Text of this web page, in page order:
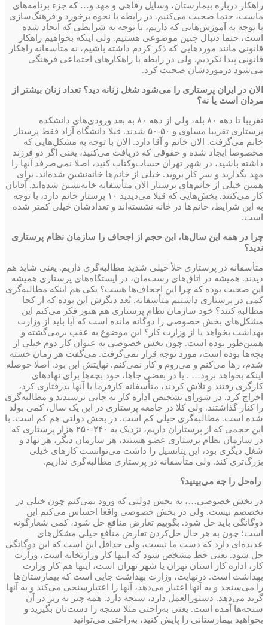
راهکار در‌باره بیمارستان، وسایل رفاهی و مهد و… که جزء برنامه‌های
ماست، حتما صحبت می‌کنیم. در رابطه با نحوه برخورد و فرهنگ‌سازی
با توجه به آموزش‌هایی که داریم، با توجه به شرایطی که ایجاد شده
است، حتما دنبال چنین موضوعی هستیم. ولی اینکه بخواهیم راهکار
قانونی مانند موردهایی که ذکر کردم داشته باشیم، نه متأسفانه راهکار
قانونی پیدا نکردیم. ولی در رابطه با راهکارهای اجتماعی فرهنگی
می‌شود درموردشان صحبت کرد.
الان در ایران پرستاری را می‌شود شغل زنانه دید؟ تعداد زنان بیشتر از
مردان است یا نه؟
تقریبا تا دهه ۸۰ بله، ولی از دهه ۸۰ به بعد‌ ورودی‌های دانشکده
پرستاری تقریبا مساوی و ۵۰-۵۰ شدند. قبلا دانشگاه آزاد فقط پرستار
خانم می‌گرفت. الان خانم و آقا دارد. الان با توجه به مشکل‌هایی که
مخصوصا ایجاد شده و حقوقی که دریافت می‌کنید، یعنی اگر دو فرزند
داشته باشید، در شهر تهران حساب‌و‌کتاب کنید، اصلا نمی‌صرفد آنها را
مهد بگذارید و سر کار بروید. خیلی از خانم‌ها خانه‌نشین شده‌اند. برای
همین‌ خیلی از خانم‌های پرستار الان متأسفانه خانه‌نشین شده‌اند. آقایان
کار می‌کنند. بخش‌هایی که قبلا می‌دیدید ۱۰ پرستار خانم دارد، با توجه
به این شرایط، خانم‌ها در خانه نشسته‌اند و تعدادشان خیلی کمتر شده
است.
چرا در همه این سال‌ها، این حجم از اجحاف را سازمان نظام پرستاری
ندید؟
متأسفانه در پرستاری‌ خلأ خیلی شدید مطالبه‌گری داریم. یعنی شاید هم
دیدند. همیشه در اتاق‌های رست‌مان، در ایستگاه‌های پرستاری همیشه
این صحبت بوده که چرا این اجحاف‌ها هست؟ یکی هم اینکه مطالبه‌گری
کمی در پرستاری داشتیم متأسفانه. بُعد دیگرش این بوده که از کجا
مطالبه کنند؟ خود سازمان نظام پرستاری هم هنوز فکر می‌کنم این
مشکل‌های بخش خصوصی را دوگانه مانده است که آیا باید از وزارت
بهداشت بخواهد یا از وزارت کار؟ این موضوع به عقب برمی‌گشته و
همین‌طور بوده است. چون بخش خصوصی به‌ عنوان کار دوم خیلی از
بچه‌ها بوده است، مورد توجه قرار نمی‌گرفت. می‌گفت هر زمان خسته
شدم، رها می‌کنم و می‌روم و کار نمی‌کنم. نهایتش این بود. اصلا حوصله
اینکه بخواهد برود… . یا در بعضی جاها، خود بچه‌ها برای نهادهای
کارگری رفتند و تلاش کردند، متأسفانه کارفرما با آنها بدرفتاری کرد،
اخراج کرد. در شورای تشخیص اداره کار به جایی نرسیدند و مطالبه‌گری
را کنار گذاشتند. ولی کلا در جامعه پرستاری در این یک سال، کمی بولد
شده است. مطالبه‌گری خیلی کم است. در بخش دولتی هم کم است. با
این حجمی که از پرستاران داریم، نزدیک به ۲۴۰-۲۵۰ هزار پرستاری که
در سازمان نظام پرستاری عضو هستند، هر سازمان دیگر، هر نهاد و
شغل دیگری بود، این پتانسیل را داشت می‌توانست کارهای خیلی
بزرگ‌تری کند. ولی متأسفانه در پرستاری مطالبه‌گری نداریم.
راه‌حل را چه می‌بینید؟
در بخش خصوصی…، به بخش دولتی که ورود نمی‌کنم چون خیلی در
تخصصم نیست. ولی در بخش خصوصی واقعا احساس می‌کنم این
دوگانگی باید حل شود. بگوییم تعارض منافع حل شود، کمی شعارگونه
است؛ چون به‌ هر حال حل‌کردن تعارض منافع خیلی مشکل‌های
عدیده‌ای دارد که دست ما نیست، ولی حداقل این است که این دوگانگی
حل شود. یعنی خط مشخص شود که اینها کار وزارتخانه است، وزارت
کار، اداره کار استان تهران یا شهر تهران است، اینها هم کار وزارت
بهداشت است. در‌نهایت، وزارت بهداشت‌ جایی است که بیمارستان‌ها
را می‌سنجد و به آنها اعتبار می‌دهد، آنها را اعتبارسنجی می‌کند و به آنها
گرید می‌دهد. دستورالعمل دارد، سنجه دارد. همه‌ چیز به ریز در آن
سنجه‌ها آمده است. یعنی به‌راحتی مثلا سنجه را دست‌تان بگیرید و
بخواهید بیمارستانی را پایش کنید، به‌راحتی می‌توانید